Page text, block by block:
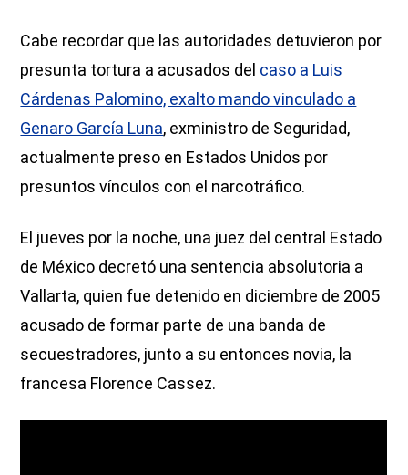
Cabe recordar que las autoridades detuvieron por
presunta tortura a acusados del caso a Luis
Cárdenas Palomino, exalto mando vinculado a
Genaro García Luna, exministro de Seguridad,
actualmente preso en Estados Unidos por
presuntos vínculos con el narcotráfico.
El jueves por la noche, una juez del central Estado
de México decretó una sentencia absolutoria a
Vallarta, quien fue detenido en diciembre de 2005
acusado de formar parte de una banda de
secuestradores, junto a su entonces novia, la
francesa Florence Cassez.